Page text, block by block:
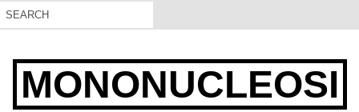
MONONUCLEOSI